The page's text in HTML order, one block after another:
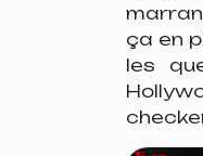
ça en
les